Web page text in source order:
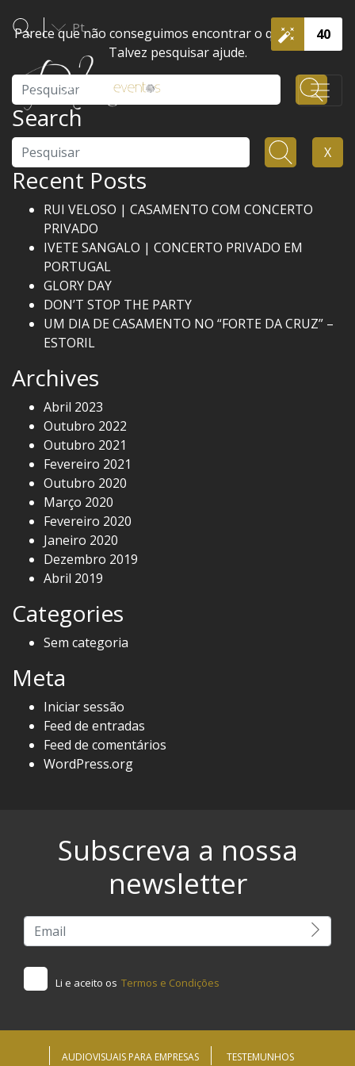
40
Pt
Parece que não conseguimos encontrar o que procura.
Talvez pesquisar ajude.
Search
Pesquisar X
Recent Posts
RUI VELOSO | CASAMENTO COM CONCERTO
PRIVADO
IVETE SANGALO | CONCERTO PRIVADO EM
PORTUGAL
GLORY DAY
DON’T STOP THE PARTY
UM DIA DE CASAMENTO NO “FORTE DA CRUZ” –
ESTORIL
Archives
Abril 2023
Outubro 2022
Outubro 2021
Fevereiro 2021
Outubro 2020
Março 2020
Fevereiro 2020
Janeiro 2020
Dezembro 2019
Abril 2019
Categories
Sem categoria
Meta
Iniciar sessão
Feed de entradas
Feed de comentários
WordPress.org
Subscreva a nossa
newsletter
Li e aceito os Termos e Condições
AUDIOVISUAIS PARA EMPRESAS TESTEMUNHOS